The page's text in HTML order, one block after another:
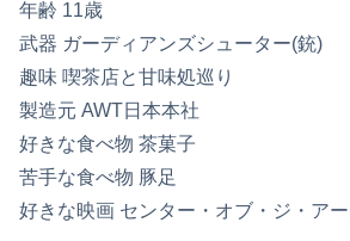
年齢 11歳
武器 ガーディアンズシューター(銃)
趣味 喫茶店と甘味処巡り
製造元 AWT日本本社
好きな食べ物 茶菓子
苦手な食べ物 豚足
好きな映画 センター・オブ・ジ・アー